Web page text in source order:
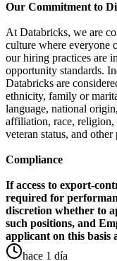
Our Commitment to
At Databricks, we are
culture where everyone
our hiring practices are
opportunity standards.
Databricks are
ethnicity, family or
language, national
affiliation, race, religion,
veteran status, and
Compliance
If access to export-
required for
discretion whether to
such positions, and
applicant on this basis
hace 1 día